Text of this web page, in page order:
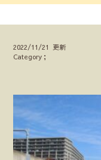
2022/11/21 更新
Category；